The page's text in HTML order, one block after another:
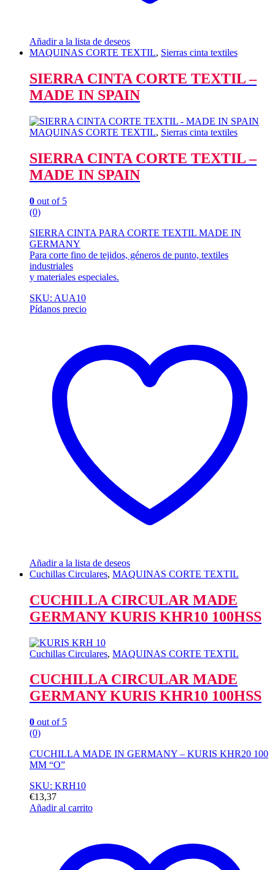
Añadir a la lista de deseos
MAQUINAS CORTE TEXTIL, Sierras cinta textiles
SIERRA CINTA CORTE TEXTIL –
MADE IN SPAIN
MAQUINAS CORTE TEXTIL, Sierras cinta textiles
SIERRA CINTA CORTE TEXTIL –
MADE IN SPAIN
0 out of 5
(0)
SIERRA CINTA PARA CORTE TEXTIL MADE IN
GERMANY
Para corte fino de tejidos, géneros de punto, textiles
industriales
y materiales especiales.
SKU: AUA10
Pídanos precio
Añadir a la lista de deseos
Cuchillas Circulares, MAQUINAS CORTE TEXTIL
CUCHILLA CIRCULAR MADE
GERMANY KURIS KHR10 100HSS
Cuchillas Circulares, MAQUINAS CORTE TEXTIL
CUCHILLA CIRCULAR MADE
GERMANY KURIS KHR10 100HSS
0 out of 5
(0)
CUCHILLA MADE IN GERMANY – KURIS KHR20 100
MM “O”
SKU: KRH10
€13,37
Añadir al carrito